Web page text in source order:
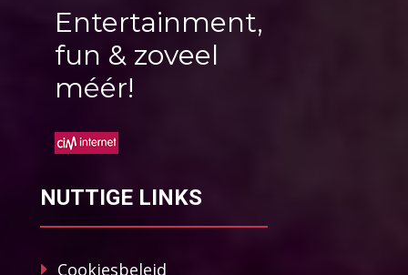
Entertainment,
fun & zoveel
méér!
NUTTIGE LINKS
Cookiesbeleid